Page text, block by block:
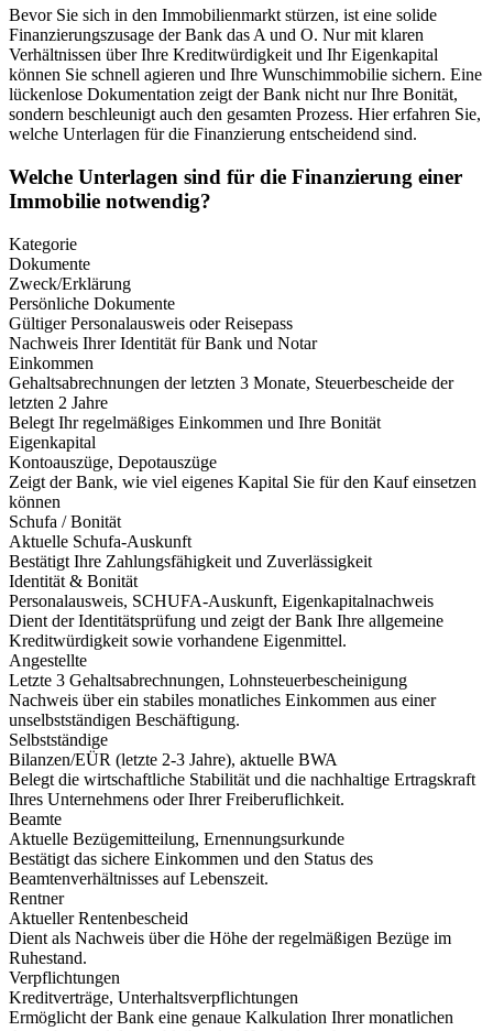
Bevor Sie sich in den Immobilienmarkt stürzen, ist eine solide
Finanzierungszusage der Bank das A und O. Nur mit klaren
Verhältnissen über Ihre Kreditwürdigkeit und Ihr Eigenkapital
können Sie schnell agieren und Ihre Wunschimmobilie sichern. Eine
lückenlose Dokumentation zeigt der Bank nicht nur Ihre Bonität,
sondern beschleunigt auch den gesamten Prozess. Hier erfahren Sie,
welche Unterlagen für die Finanzierung entscheidend sind.
Welche Unterlagen sind für die Finanzierung einer
Immobilie notwendig?
Kategorie
Dokumente
Zweck/Erklärung
Persönliche Dokumente
Gültiger Personalausweis oder Reisepass
Nachweis Ihrer Identität für Bank und Notar
Einkommen
Gehaltsabrechnungen der letzten 3 Monate, Steuerbescheide der
letzten 2 Jahre
Belegt Ihr regelmäßiges Einkommen und Ihre Bonität
Eigenkapital
Kontoauszüge, Depotauszüge
Zeigt der Bank, wie viel eigenes Kapital Sie für den Kauf einsetzen
können
Schufa / Bonität
Aktuelle Schufa-Auskunft
Bestätigt Ihre Zahlungsfähigkeit und Zuverlässigkeit
Identität & Bonität
Personalausweis, SCHUFA-Auskunft, Eigenkapitalnachweis
Dient der Identitätsprüfung und zeigt der Bank Ihre allgemeine
Kreditwürdigkeit sowie vorhandene Eigenmittel.
Angestellte
Letzte 3 Gehaltsabrechnungen, Lohnsteuerbescheinigung
Nachweis über ein stabiles monatliches Einkommen aus einer
unselbstständigen Beschäftigung.
Selbstständige
Bilanzen/EÜR (letzte 2-3 Jahre), aktuelle BWA
Belegt die wirtschaftliche Stabilität und die nachhaltige Ertragskraft
Ihres Unternehmens oder Ihrer Freiberuflichkeit.
Beamte
Aktuelle Bezügemitteilung, Ernennungsurkunde
Bestätigt das sichere Einkommen und den Status des
Beamtenverhältnisses auf Lebenszeit.
Rentner
Aktueller Rentenbescheid
Dient als Nachweis über die Höhe der regelmäßigen Bezüge im
Ruhestand.
Verpflichtungen
Kreditverträge, Unterhaltsverpflichtungen
Ermöglicht der Bank eine genaue Kalkulation Ihrer monatlichen